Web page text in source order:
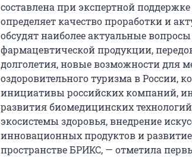
составлена при экспертной
определяет качество проработки и
обсудят наиболее актуальные
фармацевтической продукции,
долголетия, новые возможности для
оздоровительного туризма в России,
инициативы российских компаний,
развития биомедицинских
экосистемы здоровья, внедрение
инновационных продуктов и
пространстве БРИКС, — отметила